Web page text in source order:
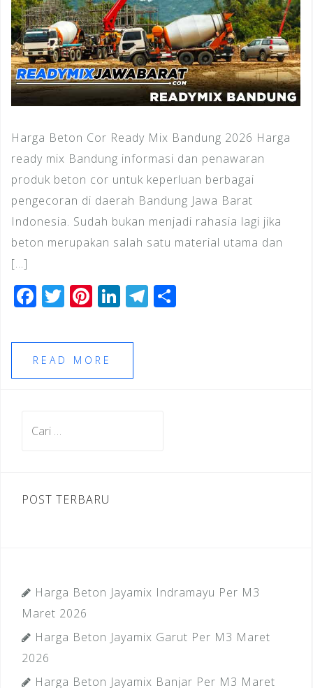
Harga Beton Cor Ready Mix Bandung 2026 Harga
ready mix Bandung informasi dan penawaran
produk beton cor untuk keperluan berbagai
pengecoran di daerah Bandung Jawa Barat
Indonesia. Sudah bukan menjadi rahasia lagi jika
beton merupakan salah satu material utama dan
[…]
F
c
e
b
o
T
tt
e
r
Pi
te
r
e
Li
k
dI
T
READ MORE
POST TERBARU
Harga Beton Jayamix Indramayu Per M3
Maret 2026
Harga Beton Jayamix Garut Per M3 Maret
2026
Harga Beton Jayamix Banjar Per M3 Maret